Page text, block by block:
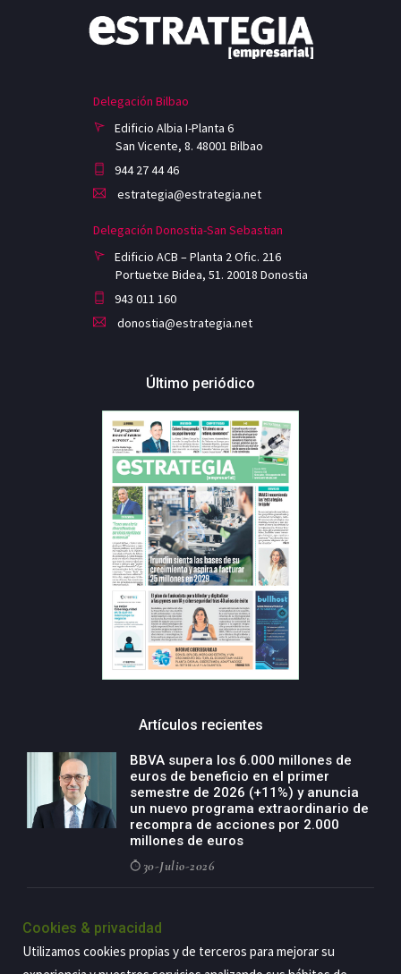
Delegación Bilbao
Edificio Albia I-Planta 6
San Vicente, 8. 48001 Bilbao
944 27 44 46
estrategia@estrategia.net
Delegación Donostia-San Sebastian
Edificio ACB – Planta 2 Ofic. 216
Portuetxe Bidea, 51. 20018 Donostia
943 011 160
donostia@estrategia.net
Último periódico
Artículos recientes
BBVA supera los 6.000 millones de
euros de beneficio en el primer
semestre de 2026 (+11%) y anuncia
un nuevo programa extraordinario de
recompra de acciones por 2.000
millones de euros
30-Julio-2026
negocio agro con un modelo global
países
Cookies & privacidad
Utilizamos cookies propias y de terceros para mejorar su